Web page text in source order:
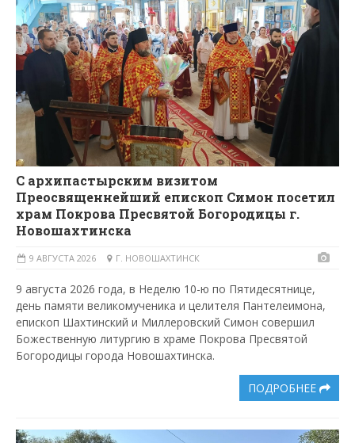
С архипастырским визитом
Преосвященнейший епископ Симон посетил
храм Покрова Пресвятой Богородицы г.
Новошахтинска
9 АВГУСТА 2026 Г. НОВОШАХТИНСК
9 августа 2026 года, в Неделю 10-ю по Пятидесятнице,
день памяти великомученика и целителя Пантелеимона,
епископ Шахтинский и Миллеровский Симон совершил
Божественную литургию в храме Покрова Пресвятой
Богородицы города Новошахтинска.
ПОДРОБНЕЕ